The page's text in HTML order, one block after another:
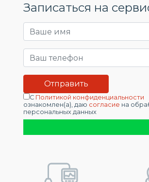
Записаться на
С Политикой конфиденциальности
ознакомлен(а), даю согласие на
персональных данных